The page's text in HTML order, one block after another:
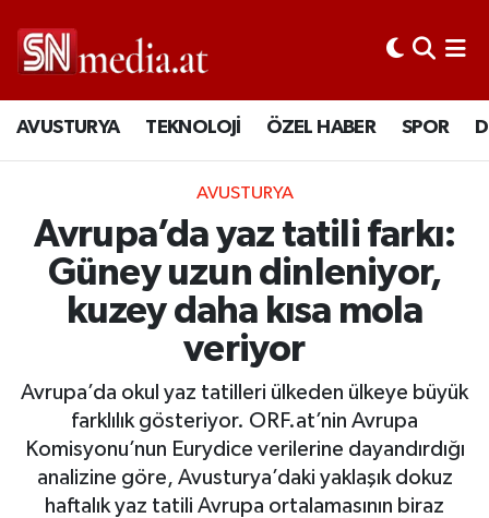
AVUSTURYA TEKNOLOJİ ÖZEL HABER SPOR
AVUSTURYA
Avrupa’da yaz tatili farkı:
Güney uzun dinleniyor,
kuzey daha kısa mola
veriyor
Avrupa’da okul yaz tatilleri ülkeden ülkeye büyük
farklılık gösteriyor. ORF.at’nin Avrupa
Komisyonu’nun Eurydice verilerine dayandırdığı
analizine göre, Avusturya’daki yaklaşık dokuz
haftalık yaz tatili Avrupa ortalamasının biraz